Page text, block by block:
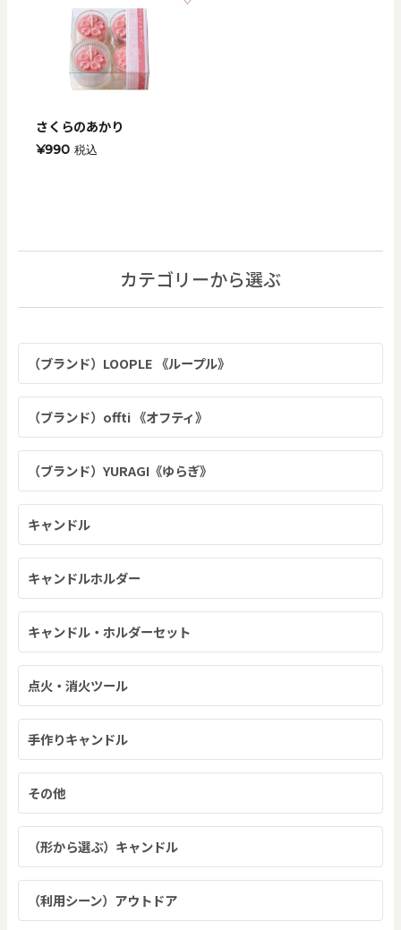
さくらのあかり
¥990 税込
カテゴリーから選ぶ
（ブランド）LOOPLE 《ループル》
（ブランド）offti 《オフティ》
（ブランド）YURAGI《ゆらぎ》
キャンドル
キャンドルホルダー
キャンドル・ホルダーセット
点火・消火ツール
手作りキャンドル
その他
（形から選ぶ）キャンドル
（利用シーン）アウトドア